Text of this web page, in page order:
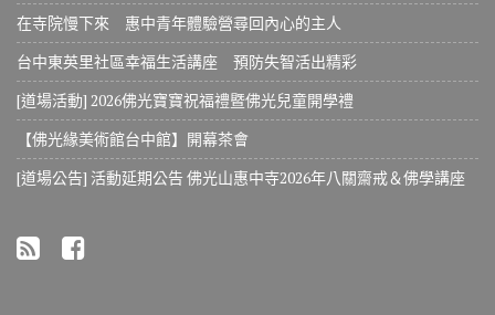
在寺院慢下來 惠中青年體驗營尋回內心的主人
台中東英里社區幸福生活講座 預防失智活出精彩
[道場活動] 2026佛光寶寶祝福禮暨佛光兒童開學禮
【佛光緣美術館台中館】開幕茶會
[道場公告] 活動延期公告 佛光山惠中寺2026年八關齋戒＆佛學講座